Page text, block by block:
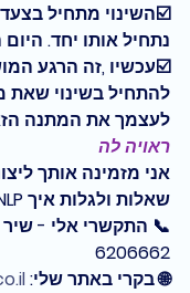
☑️השינוי מתחיל
נתחיל אותו יחד.
☑️עכשיו ,זה הרגע
להתחיל בשינוי שאת
לעצמך את המתנה
ראויה לה
אני מזמינה אותך
שאלות ולגלות איך NLP ישנה את חייך.
6206662
🌐 בקרי באתר שלי: